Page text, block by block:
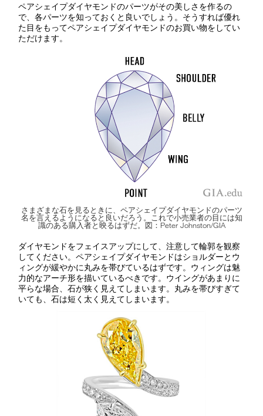
ペアシェイプダイヤモンドのパーツがその美しさを作るの
で、各パーツを知っておくと良いでしょう。そうすれば優れ
た目をもってペアシェイプダイヤモンドのお買い物をしてい
ただけます。
さまざまな石を見るときに、ペアシェイプダイヤモンドのパーツ
名を言えるようになると良いだろう。これで小売業者の目には知
識のある購入者と映るはずだ。図：Peter Johnston/GIA
ダイヤモンドをフェイスアップにして、注意して輪郭を観察
してください。ペアシェイプダイヤモンドはショルダーとウ
ィングが緩やかに丸みを帯びているはずです。ウィングは魅
力的なアーチ形を描いているべきです。ウイングがあまりに
平らな場合、石が狭く見えてしまいます。丸みを帯びすぎて
いても、石は短く太く見えてしまいます。